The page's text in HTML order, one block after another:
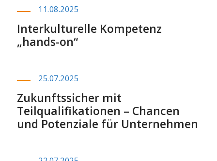
11.08.2025
Interkulturelle Kompetenz
„hands-on“
25.07.2025
Zukunftssicher mit
Teilqualifikationen – Chancen
und Potenziale für Unternehmen